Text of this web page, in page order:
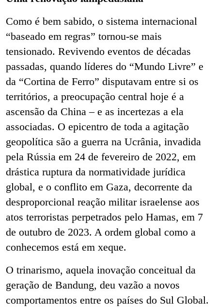
Como é bem sabido, o sistema internacional
“baseado em regras” tornou-se mais
tensionado. Revivendo eventos de décadas
passadas, quando líderes do “Mundo Livre” e
da “Cortina de Ferro” disputavam entre si os
territórios, a preocupação central hoje é a
ascensão da China – e as incertezas a ela
associadas. O epicentro de toda a agitação
geopolítica são a guerra na Ucrânia, invadida
pela Rússia em 24 de fevereiro de 2022, em
drástica ruptura da normatividade jurídica
global, e o conflito em Gaza, decorrente da
desproporcional reação militar israelense aos
atos terroristas perpetrados pelo Hamas, em 7
de outubro de 2023. A ordem global como a
conhecemos está em xeque.
O trinarismo, aquela inovação conceitual da
geração de Bandung, deu vazão a novos
comportamentos entre os países do Sul Global.